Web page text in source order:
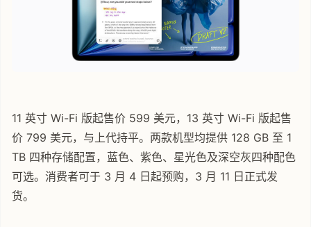
11 英寸 Wi-Fi 版起售价 599 美元，13 英寸 Wi-Fi 版起售
价 799 美元，与上代持平。两款机型均提供 128 GB 至 1
TB 四种存储配置，蓝色、紫色、星光色及深空灰四种配色
可选。消费者可于 3 月 4 日起预购，3 月 11 日正式发
货。